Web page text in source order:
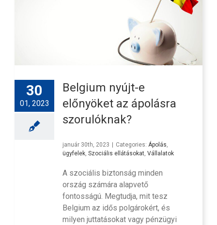
30
01, 2023
Belgium nyújt-e
előnyöket az ápolásra
szorulóknak?
január 30th, 2023 Categories: Ápolás,
ügyfelek, Szociális ellátásokat, Vállalatok
A szociális biztonság minden
ország számára alapvető
fontosságú. Megtudja, mit tesz
Belgium az idős polgárokért, és
milyen juttatásokat vagy pénzügyi